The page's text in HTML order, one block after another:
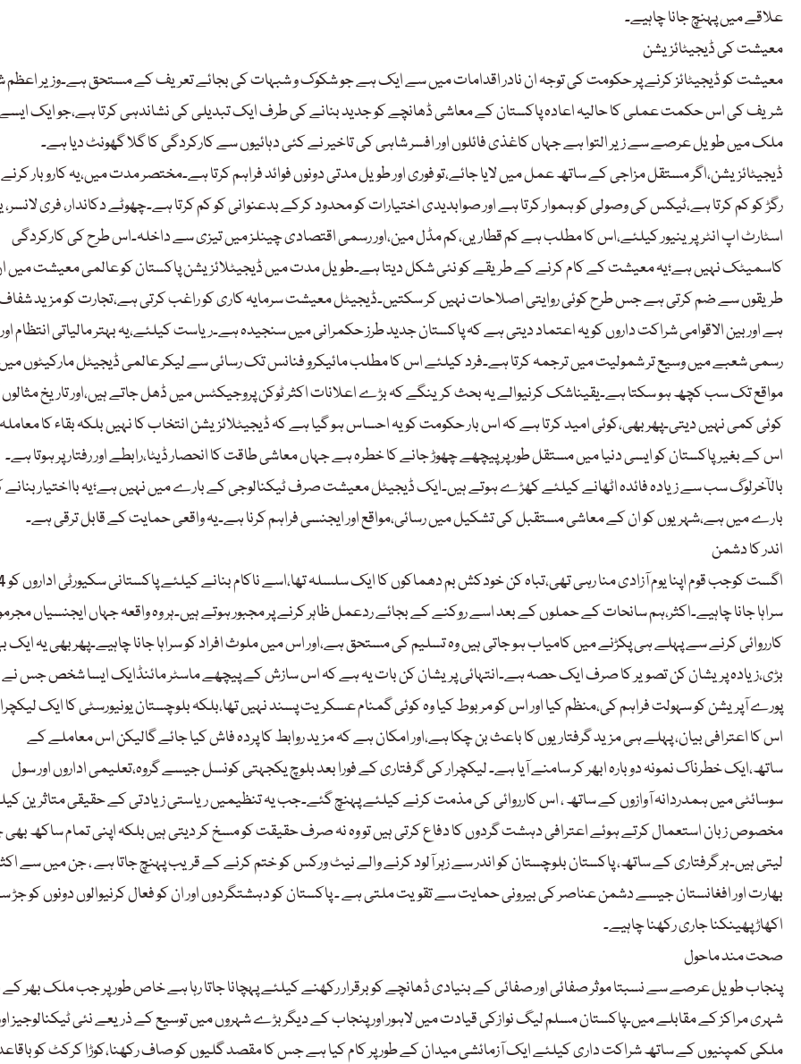
علاقے میں پہنچ جانا چاہیے۔
معیشت کی ڈیجیٹائزیشن
معیشت کو ڈیجیٹائز کرنے پر حکومت کی توجہ ان نادر اقدامات میں سے ایک ہے جو شکوک و شبہات کی بجائے تعریف کے مستحق ہے۔وزیر اعظم
شریف کی اس حکمت عملی کا حالیہ اعادہ پاکستان کے معاشی ڈھانچے کو جدید بنانے کی طرف ایک تبدیلی کی نشاندہی کرتا ہے،جو ایک
ملک میں طویل عرصے سے زیر التوا ہے جہاں کاغذی فائلوں اور افسر شاہی کی تاخیر نے کئی دہائیوں سے کارکردگی کا گلا گھونٹ دیا ہے۔
ڈیجیٹائزیشن،اگر مستقل مزاجی کے ساتھ عمل میں لایا جائے،تو فوری اور طویل مدتی دونوں فوائد فراہم کرتا ہے۔مختصر مدت میں،یہ کاروبار
رگڑ کو کم کرتا ہے،ٹیکس کی وصولی کو ہموار کرتا ہے اور صوابدیدی اختیارات کو محدود کرکے بدعنوانی کو کم کرتا ہے۔چھوٹے دکاندار، فری لانسر،
اسٹارٹ اپ انٹرپرینیور کیلئے،اس کا مطلب ہے کم قطاریں،کم مڈل مین،اور رسمی اقتصادی چینلز میں تیزی سے داخلہ۔اس طرح کی کارکردگی
کاسمیٹک نہیں ہے؛یہ معیشت کے کام کرنے کے طریقے کو نئی شکل دیتا ہے۔طویل مدت میں ڈیجیٹلائزیشن پاکستان کو عالمی معیشت میں
طریقوں سے ضم کرتی ہے جس طرح کوئی روایتی اصلاحات نہیں کر سکتیں۔ڈیجیٹل معیشت سرمایہ کاری کو راغب کرتی ہے،تجارت کو مزید شفاف
ہے اور بین الاقوامی شراکت داروں کو یہ اعتماد دیتی ہے کہ پاکستان جدید طرز حکمرانی میں سنجیدہ ہے۔ریاست کیلئے،یہ بہتر مالیاتی انتظام اور
رسمی شعبے میں وسیع تر شمولیت میں ترجمہ کرتا ہے۔فرد کیلئے اس کا مطلب مائیکرو فنانس تک رسائی سے لیکر عالمی ڈیجیٹل مارکیٹوں
مواقع تک سب کچھ ہو سکتا ہے۔یقیناشک کرنیوالے یہ بحث کرینگے کہ بڑے اعلانات اکثر ٹوکن پروجیکٹس میں ڈھل جاتے ہیں،اور تاریخ
کوئی کمی نہیں دیتی۔پھر بھی،کوئی امید کرتا ہے کہ اس بار حکومت کو یہ احساس ہو گیا ہے کہ ڈیجیٹلائزیشن انتخاب کا نہیں بلکہ بقاء کا
اس کے بغیرپاکستان کو ایسی دنیا میں مستقل طور پر پیچھے چھوڑ جانے کا خطرہ ہے جہاں معاشی طاقت کا انحصار ڈیٹا،رابطے اور رفتار پر ہوتا ہے۔
بالآخرلوگ سب سے زیادہ فائدہ اٹھانے کیلئے کھڑے ہوتے ہیں۔ایک ڈیجیٹل معیشت صرف ٹیکنالوجی کے بارے میں نہیں ہے؛یہ بااختیار
بارے میں ہے،شہریوں کو ان کے معاشی مستقبل کی تشکیل میں رسائی،مواقع اور ایجنسی فراہم کرنا ہے۔یہ واقعی حمایت کے قابل ترقی ہے۔
اندر کا دشمن
14 اگست کوجب قوم اپنا یوم آزادی منا
سراہا جانا چاہیے۔اکثر،ہم سانحات کے حملوں کے بعد اسے روکنے کے بجائے ردعمل ظاہر کرنے پر مجبور ہوتے ہیں۔ہر وہ واقعہ جہاں ایجنسیاں
کارروائی کرنے سے پہلے ہی پکڑنے میں کامیاب ہو جاتی ہیں وہ تسلیم کی مستحق ہے،اور اس میں ملوث افراد کو سراہا جانا چاہیے۔پھر بھی یہ
بڑی،زیادہ پریشان کن تصویر کا صرف ایک حصہ ہے۔انتہائی پریشان کن بات یہ ہے کہ اس سازش کے پیچھے ماسٹر مائنڈایک ایسا شخص جس
پورے آپریشن کو سہولت فراہم کی،منظم کیا اور اس کو مربوط کیا وہ کوئی گمنام عسکریت پسند نہیں تھا،بلکہ بلوچستان یونیورسٹی کا ایک
اس کا اعترافی بیان، پہلے ہی مزید گرفتاریوں کا باعث بن چکا ہے،اور امکان ہے کہ مزید روابط کا پردہ فاش کیا جائے گالیکن اس معاملے کے
ساتھ،ایک خطرناک نمونہ دوبارہ ابھر کر سامنے آیا ہے۔ لیکچرار کی گرفتاری کے فورا بعد بلوچ یکجہتی کونسل جیسے گروہ،تعلیمی اداروں اور سول
سوسائٹی میں ہمدردانہ آوازوں کے ساتھ ، اس کارروائی کی مذمت کرنے کیلئے پہنچ گئے۔جب یہ تنظیمیں ریاستی زیادتی کے حقیقی متاثرین
مخصوص زبان استعمال کرتے ہوئے اعترافی دہشت گردوں کا دفاع کرتی ہیں تو وہ نہ صرف حقیقت کو مسخ کر دیتی ہیں بلکہ اپنی تمام ساکھ
لیتی ہیں۔ہر گرفتاری کے ساتھ، پاکستان بلوچستان کو اندر سے زہر آلود کرنے والے نیٹ ورکس کو ختم کرنے کے قریب پہنچ جاتا ہے ، جن میں سے
بھارت اور افغانستان جیسے دشمن عناصر کی بیرونی حمایت سے تقویت ملتی ہے ۔ پاکستان کو دہشتگردوں اور ان کو فعال کرنیوالوں دونوں کو جڑ
اکھاڑ پھینکنا جاری رکھنا چاہیے۔
صحت مند ماحول
پنجاب طویل عرصے سے نسبتا موثر صفائی اور صفائی کے بنیادی ڈھانچے کو برقرار رکھنے کیلئے پہچانا جاتا رہا ہے خاص طور پر جب ملک بھر کے
شہری مراکز کے مقابلے میں۔پاکستان مسلم لیگ نوازکی قیادت میں لاہور اور پنجاب کے دیگر بڑے شہروں میں توسیع کے ذریعے نئی ٹیکنالوجیز
ملکی کمپنیوں کے ساتھ شراکت داری کیلئے ایک آزمائشی میدان کے طور پر کام کیا ہے جس کا مقصد گلیوں کو صاف رکھنا،کوڑا کرکٹ کو